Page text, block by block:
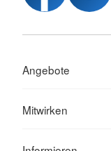
Angebote
Mitwirken